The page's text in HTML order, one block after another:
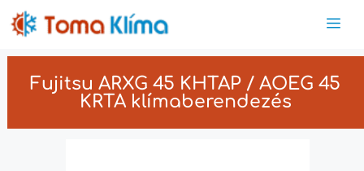
Fujitsu ARXG 45 KHTAP / AOEG 45
KRTA klímaberendezés